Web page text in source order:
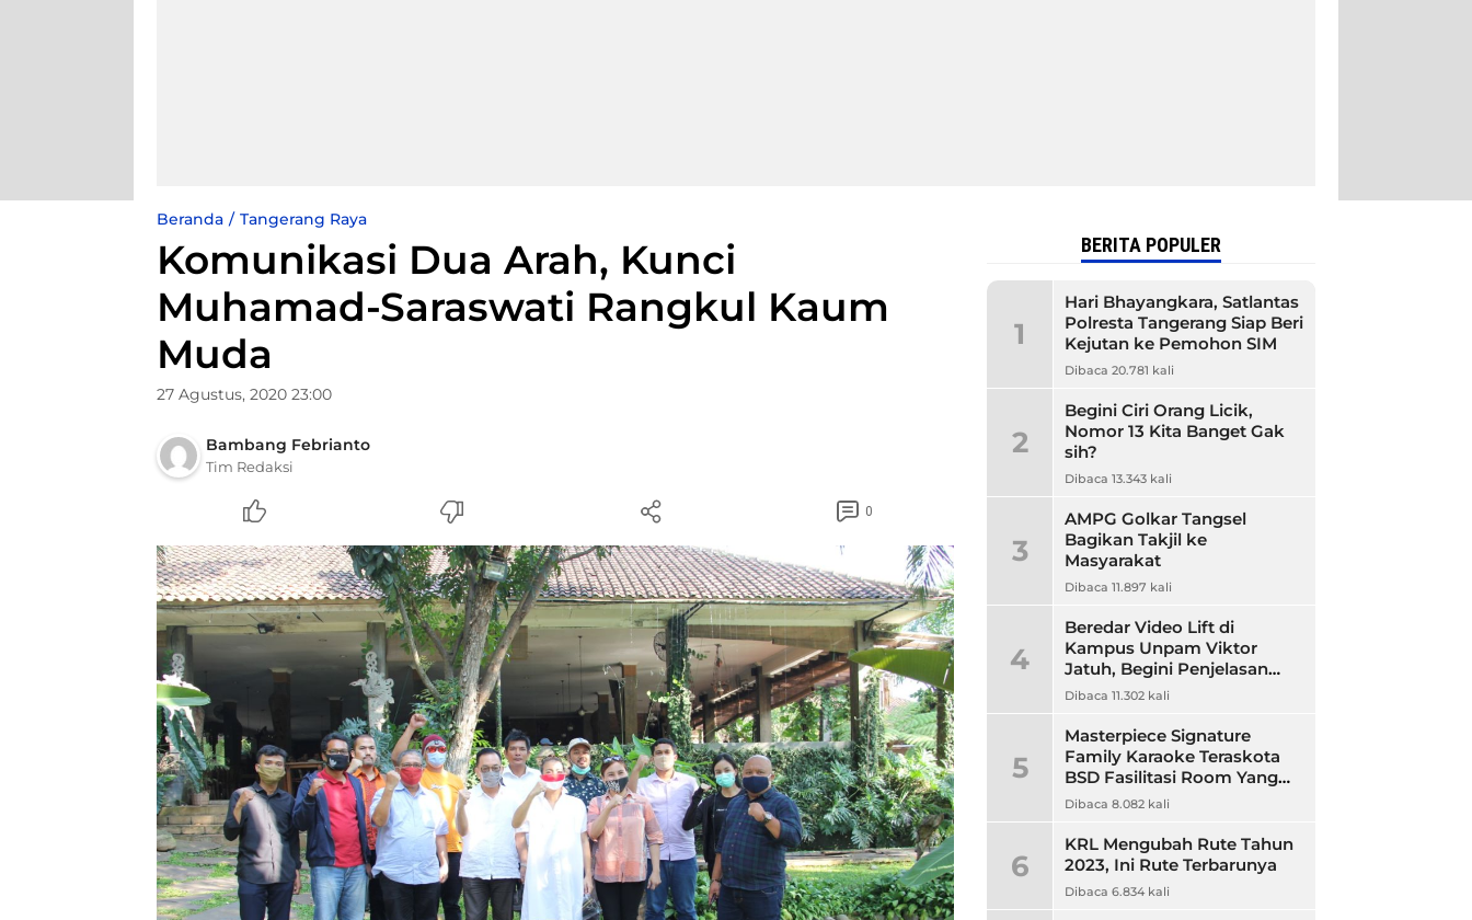
Beranda Tangerang Raya
Komunikasi Dua Arah, Kunci
Muhamad-Saraswati Rangkul Kaum
Muda
27 Agustus, 2020 23:00
Bambang Febrianto
Tim Redaksi
0
BERITA POPULER
1
Hari Bhayangkara, Satlantas
Polresta Tangerang Siap Beri
Kejutan ke Pemohon SIM
Dibaca 20.781 kali
2
Begini Ciri Orang Licik,
Nomor 13 Kita Banget Gak
sih?
Dibaca 13.343 kali
3
AMPG Golkar Tangsel
Bagikan Takjil ke
Masyarakat
Dibaca 11.897 kali
4
Beredar Video Lift di
Kampus Unpam Viktor
Jatuh, Begini Penjelasan
Rektor Unpam
Dibaca 11.302 kali
5
Masterpiece Signature
Family Karaoke Teraskota
BSD Fasilitasi Room Yang
Nyaman dan Harga
Dibaca 8.082 kali
6
KRL Mengubah Rute Tahun
2023, Ini Rute Terbarunya
Dibaca 6.834 kali